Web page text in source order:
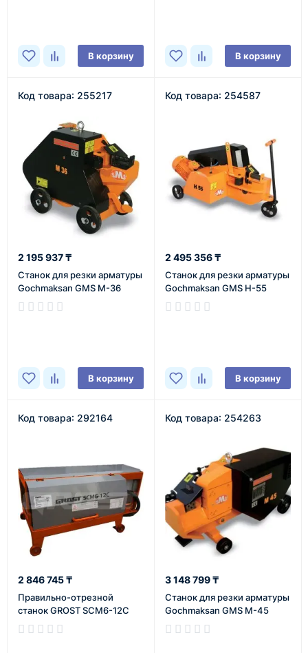
В корзину В корзину
Код товара: 255217
2 195 937 ₸
Станок для резки арматуры
Gochmaksan GMS M-36
В корзину
Код товара: 254587
2 495 356 ₸
Станок для резки арматуры
Gochmaksan GMS H-55
В корзину
Код товара: 292164
2 846 745 ₸
Правильно-отрезной
станок GROST SCM6-12C
Код товара: 254263
3 148 799 ₸
Станок для резки арматуры
Gochmaksan GMS M-45